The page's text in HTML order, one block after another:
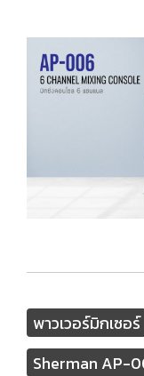
พาวเวอร์มิกเซอร์
Sherman AP-